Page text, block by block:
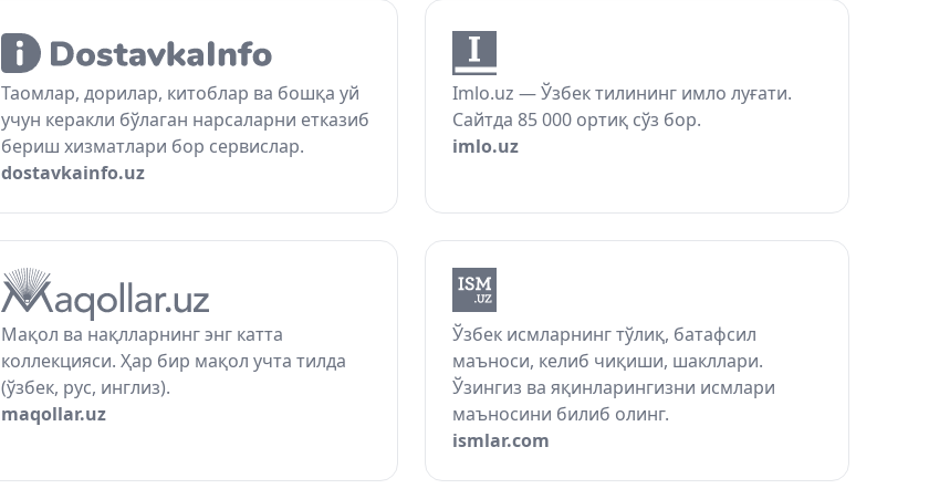
Таомлар, дорилар, китоблар ва бошқа уй
учун керакли бўлаган нарсаларни етказиб
бериш хизматлари бор сервислар.
dostavkainfo.uz
Imlo.uz — Ўзбек тилининг имло луғати.
Сайтда 85 000 ортиқ сўз бор.
imlo.uz
Мақол ва нақлларнинг энг катта
коллекцияси. Ҳар бир мақол учта тилда
(ўзбек, рус, инглиз).
maqollar.uz
Ўзбек исмларнинг тўлиқ, батафсил
маъноси, келиб чиқиши, шакллари.
Ўзингиз ва яқинларингизни исмлари
маъносини билиб олинг.
ismlar.com